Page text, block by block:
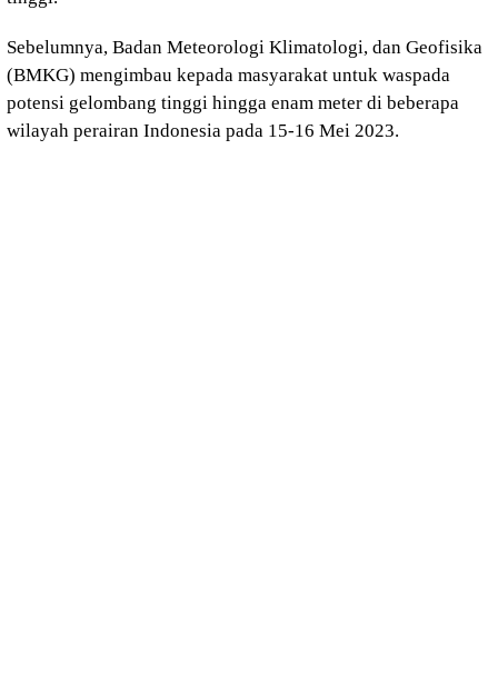
Sebelumnya, Badan Meteorologi Klimatologi, dan Geofisika
(BMKG) mengimbau kepada masyarakat untuk waspada
potensi gelombang tinggi hingga enam meter di beberapa
wilayah perairan Indonesia pada 15-16 Mei 2023.